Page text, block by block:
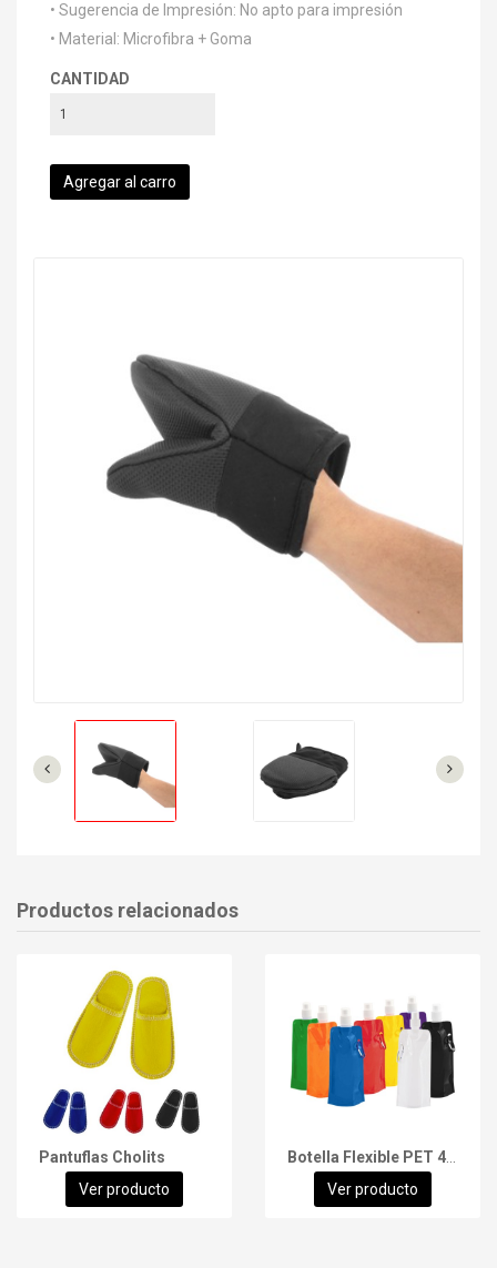
• Sugerencia de Impresión: No apto para impresión
• Material: Microfibra + Goma
CANTIDAD
Productos relacionados
Pantuflas Cholits
Ver producto
Ver producto